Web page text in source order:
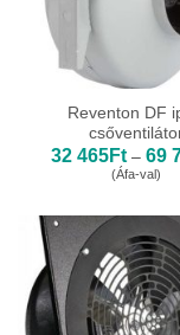
Reventon DF
32 465Ft – 69
(Áfa-val)